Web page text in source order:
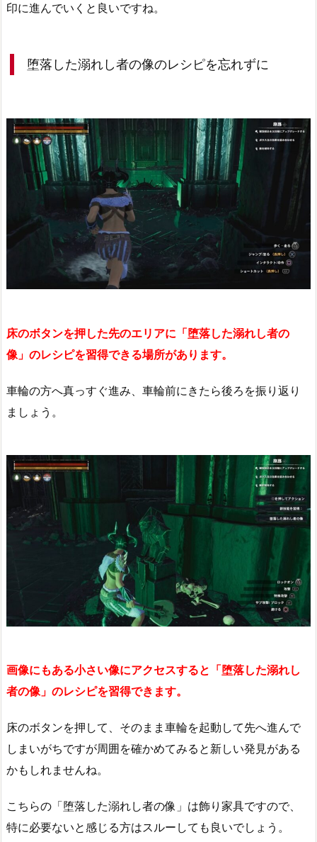
印に進んでいくと良いですね。
堕落した溺れし者の像のレシピを忘れずに
床のボタンを押した先のエリアに「堕落した溺れし者の
像」のレシピを習得できる場所があります。
車輪の方へ真っすぐ進み、車輪前にきたら後ろを振り返り
ましょう。
画像にもある小さい像にアクセスすると「堕落した溺れし
者の像」のレシピを習得できます。
床のボタンを押して、そのまま車輪を起動して先へ進んで
しまいがちですが周囲を確かめてみると新しい発見がある
かもしれませんね。
こちらの「堕落した溺れし者の像」は飾り家具ですので、
特に必要ないと感じる方はスルーしても良いでしょう。